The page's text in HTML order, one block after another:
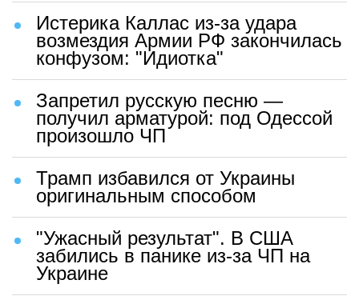
Истерика Каллас из-за удара
возмездия Армии РФ закончилась
конфузом: "Идиотка"
Запретил русскую песню —
получил арматурой: под Одессой
произошло ЧП
Трамп избавился от Украины
оригинальным способом
"Ужасный результат". В США
забились в панике из-за ЧП на
Украине